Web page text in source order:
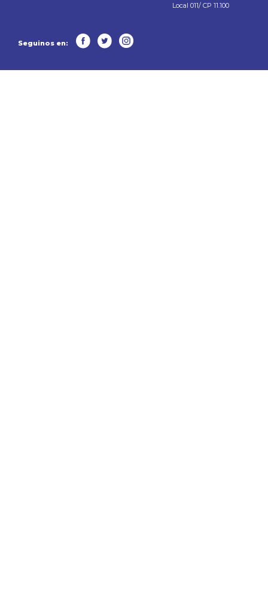
Local 011/ CP 11.100
Seguinos en: